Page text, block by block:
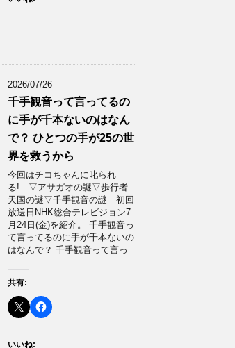
2026/07/26
千手観音って言ってるの
に手が千本ないのはなん
で？ ひとつの手が25の世
界を救うから
今回はチコちゃんに叱られ
る! ▽アサガオの謎▽歩行者
天国の謎▽千手観音の謎 初回
放送日NHK総合テレビジョン7
月24日(金)を紹介。 千手観音っ
て言ってるのに手が千本ないの
はなんで？ 千手観音って言っ
…
共有:
いいね: